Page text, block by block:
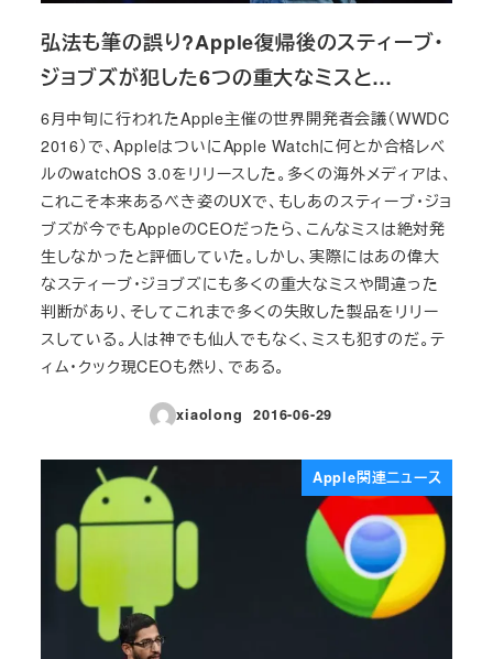
弘法も筆の誤り?Apple復帰後のスティーブ・
ジョブズが犯した6つの重大なミスと…
6月中旬に行われたApple主催の世界開発者会議（WWDC
2016）で、AppleはついにApple Watchに何とか合格レベ
ルのwatchOS 3.0をリリースした。多くの海外メディアは、
これこそ本来あるべき姿のUXで、もしあのスティーブ・ジョ
ブズが今でもAppleのCEOだったら、こんなミスは絶対発
生しなかったと評価していた。しかし、実際にはあの偉大
なスティーブ・ジョブズにも多くの重大なミスや間違った
判断があり、そしてこれまで多くの失敗した製品をリリー
スしている。人は神でも仙人でもなく、ミスも犯すのだ。テ
ィム・クック現CEOも然り、である。
xiaolong
投稿日
2016-06-29
Apple関連ニュース